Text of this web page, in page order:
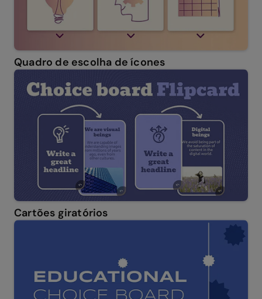
Quadro de escolha de ícones
Cartões giratórios